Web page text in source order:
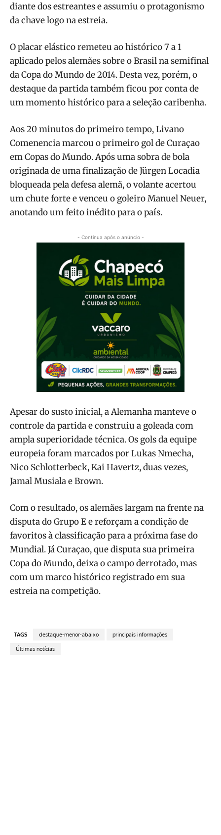
diante dos estreantes e assumiu o protagonismo
da chave logo na estreia.
O placar elástico remeteu ao histórico 7 a 1
aplicado pelos alemães sobre o Brasil na semifinal
da Copa do Mundo de 2014. Desta vez, porém, o
destaque da partida também ficou por conta de
um momento histórico para a seleção caribenha.
Aos 20 minutos do primeiro tempo, Livano
Comenencia marcou o primeiro gol de Curaçao
em Copas do Mundo. Após uma sobra de bola
originada de uma finalização de Jürgen Locadia
bloqueada pela defesa alemã, o volante acertou
um chute forte e venceu o goleiro Manuel Neuer,
anotando um feito inédito para o país.
- Continua após o anúncio -
Apesar do susto inicial, a Alemanha manteve o
controle da partida e construiu a goleada com
ampla superioridade técnica. Os gols da equipe
europeia foram marcados por Lukas Nmecha,
Nico Schlotterbeck, Kai Havertz, duas vezes,
Jamal Musiala e Brown.
Com o resultado, os alemães largam na frente na
disputa do Grupo E e reforçam a condição de
favoritos à classificação para a próxima fase do
Mundial. Já Curaçao, que disputa sua primeira
Copa do Mundo, deixa o campo derrotado, mas
com um marco histórico registrado em sua
estreia na competição.
TAGS destaque-menor-abaixo principais informações
Últimas notícias